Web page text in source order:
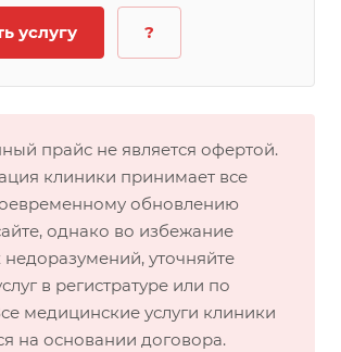
услугу ?
прайс не является офертой.
клиники принимает все
обновлению
однако во избежание
уточняйте
в регистратуре или по
медицинские услуги клиники
на основании договора.